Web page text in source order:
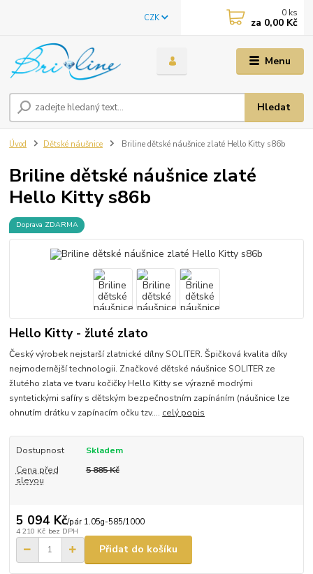
Menu
CZK
Hledat
0 ks
za 0,00 Kč
Úvod Dětské náušnice Briline dětské náušnice zlaté Hello Kitty s86b
Briline dětské náušnice zlaté
Hello Kitty s86b
Doprava ZDARMA
Hello Kitty - žluté zlato
Český výrobek nejstarší zlatnické dílny SOLITER. Špičková kvalita díky
nejmodernější technologii. Značkové dětské náušnice SOLITER ze
žlutého zlata ve tvaru kočičky Hello Kitty se výrazně modrými
syntetickými safíry s dětským bezpečnostním zapínáním (náušnice lze
ohnutím drátku v zapínacím očku tzv.... celý popis
Dostupnost
Skladem
Cena před
slevou
5 885 Kč
5 094 Kč/pár 1.05g-585/1000
4 210 Kč bez DPH
Přidat do košíku